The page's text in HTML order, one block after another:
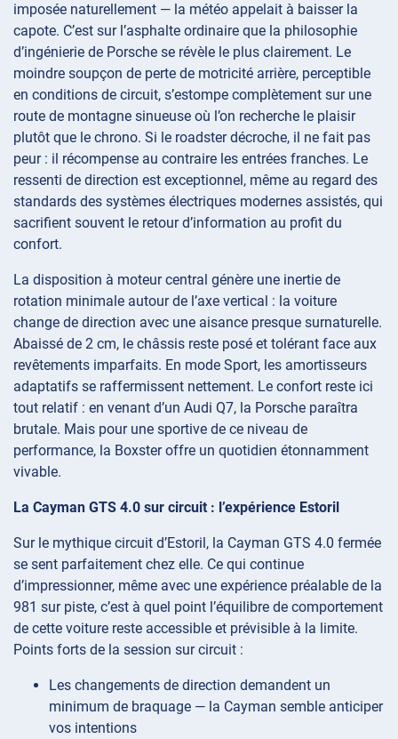
imposée naturellement — la météo appelait à baisser la
capote. C’est sur l’asphalte ordinaire que la philosophie
d’ingénierie de Porsche se révèle le plus clairement. Le
moindre soupçon de perte de motricité arrière, perceptible
en conditions de circuit, s’estompe complètement sur une
route de montagne sinueuse où l’on recherche le plaisir
plutôt que le chrono. Si le roadster décroche, il ne fait pas
peur : il récompense au contraire les entrées franches. Le
ressenti de direction est exceptionnel, même au regard des
standards des systèmes électriques modernes assistés, qui
sacrifient souvent le retour d’information au profit du
confort.
La disposition à moteur central génère une inertie de
rotation minimale autour de l’axe vertical : la voiture
change de direction avec une aisance presque surnaturelle.
Abaissé de 2 cm, le châssis reste posé et tolérant face aux
revêtements imparfaits. En mode Sport, les amortisseurs
adaptatifs se raffermissent nettement. Le confort reste ici
tout relatif : en venant d’un Audi Q7, la Porsche paraîtra
brutale. Mais pour une sportive de ce niveau de
performance, la Boxster offre un quotidien étonnamment
vivable.
La Cayman GTS 4.0 sur circuit : l’expérience Estoril
Sur le mythique circuit d’Estoril, la Cayman GTS 4.0 fermée
se sent parfaitement chez elle. Ce qui continue
d’impressionner, même avec une expérience préalable de la
981 sur piste, c’est à quel point l’équilibre de comportement
de cette voiture reste accessible et prévisible à la limite.
Points forts de la session sur circuit :
Les changements de direction demandent un
minimum de braquage — la Cayman semble anticiper
vos intentions